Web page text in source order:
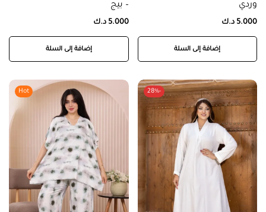
وردي
5.000 د.ك
إضافة إلى السلة
– بيج
5.000 د.ك
إضافة إلى السلة
-28%
Hot